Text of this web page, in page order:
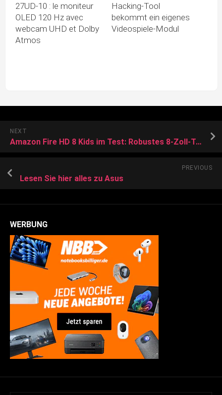
27UD-10 : le moniteur
OLED 120 Hz avec
webcam UHD et Dolby
Atmos
Hacking-Tool
bekommt ein eigenes
Videospiele-Modul
NEXT
Amazon Fire HD 8 Kids im Test: Robustes 8-Zoll-Tablet für Kinder
PREVIOUS
Lesen Sie hier alles zu Asus
WERBUNG